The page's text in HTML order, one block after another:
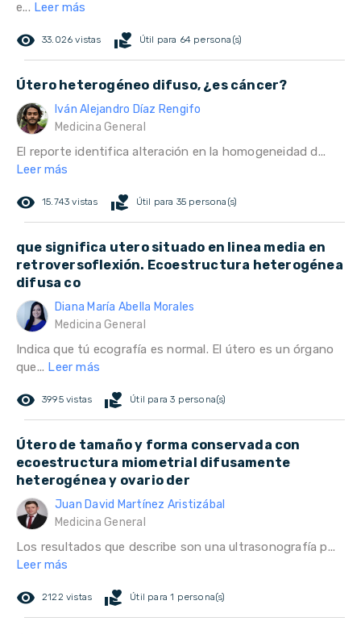
e... Leer más
remove_red_eye 33.026 vistas volunteer_activism Útil para 64 persona(s)
Útero heterogéneo difuso, ¿es cáncer?
Iván Alejandro Díaz Rengifo
Medicina General
El reporte identifica alteración en la homogeneidad d...
Leer más
remove_red_eye 15.743 vistas volunteer_activism Útil para 35 persona(s)
que significa utero situado en linea media en
retroversoflexión. Ecoestructura heterogénea
difusa co
Diana María Abella Morales
Medicina General
Indica que tú ecografía es normal. El útero es un órgano
que... Leer más
remove_red_eye 3995 vistas volunteer_activism Útil para 3 persona(s)
Útero de tamaño y forma conservada con
ecoestructura miometrial difusamente
heterogénea y ovario der
Juan David Martínez Aristizábal
Medicina General
Los resultados que describe son una ultrasonografía p...
Leer más
remove_red_eye 2122 vistas volunteer_activism Útil para 1 persona(s)